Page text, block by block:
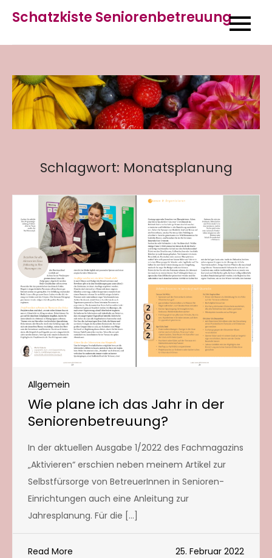
content
Schatzkiste Seniorenbetreuung
Schlagwort: Monatsplanung
Allgemein
Wie plane ich das Jahr in der
Seniorenbetreuung?
In der aktuellen Ausgabe 1/2022 des Fachmagazins
„Aktivieren“ erschien neben meinem Artikel zur
Selbstfürsorge von BetreuerInnen in Senioren-
Einrichtungen auch eine Anleitung zur
Jahresplanung. Für die […]
Read More 25. Februar 2022